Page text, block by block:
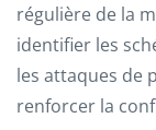
régulière de la
identifier les
les attaques de
renforcer la